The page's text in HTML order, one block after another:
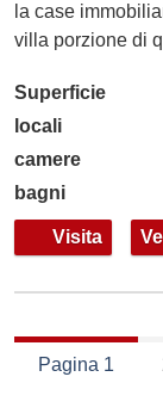
la case
villa porzione di
Superficie
locali
camere
bagni
Visita
Pagina 1